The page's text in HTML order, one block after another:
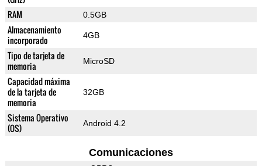
RAM 0.5GB
Almacenamiento
incorporado
4GB
Tipo de tarjeta de
memoria
MicroSD
Capacidad máxima
de la tarjeta de
memoria
32GB
Sistema Operativo
(OS)
Android 4.2
Comunicaciones